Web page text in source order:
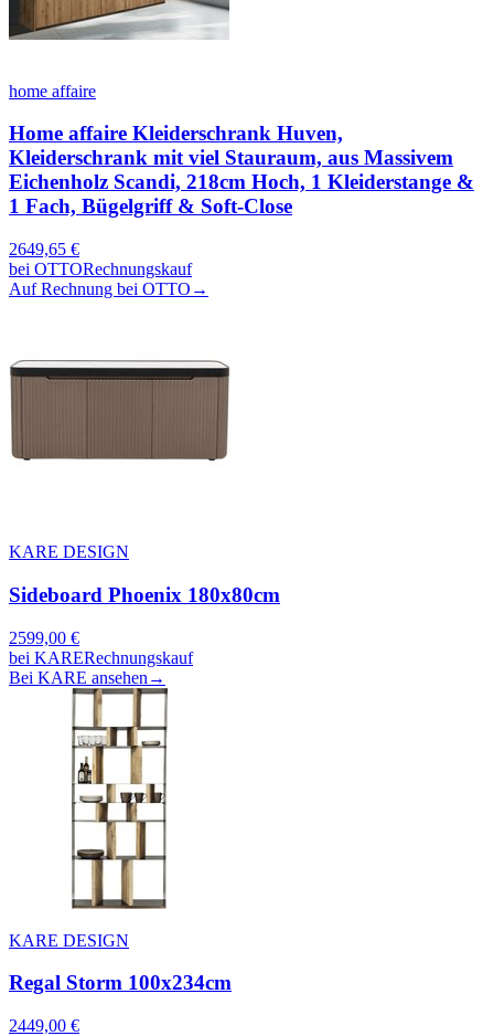
home affaire
Home affaire Kleiderschrank Huven,
Kleiderschrank mit viel Stauraum, aus Massivem
Eichenholz Scandi, 218cm Hoch, 1 Kleiderstange &
1 Fach, Bügelgriff & Soft-Close
2649,65 €
bei OTTORechnungskauf
Auf Rechnung bei OTTO →
KARE DESIGN
Sideboard Phoenix 180x80cm
2599,00 €
bei KARERechnungskauf
Bei KARE ansehen →
KARE DESIGN
Regal Storm 100x234cm
2449,00 €